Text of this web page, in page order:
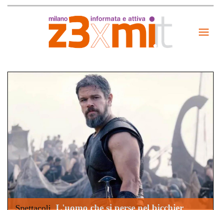
Spettacoli.L'uomo che si perse nel bicchier